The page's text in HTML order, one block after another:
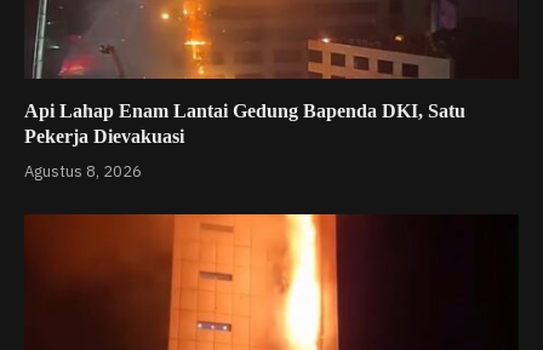
Api Lahap Enam Lantai Gedung Bapenda DKI, Satu
Pekerja Dievakuasi
Agustus 8, 2026